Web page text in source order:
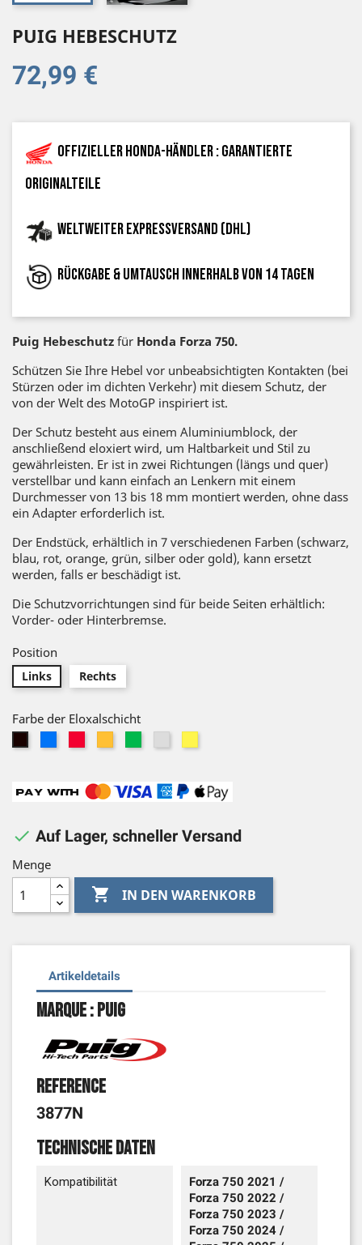
PUIG HEBESCHUTZ
72,99 €
Offizieller Honda-Händler : garantierte
Originalteile
Weltweiter Expressversand (DHL)
Rückgabe & Umtausch innerhalb von 14 Tagen
Puig Hebeschutz für Honda Forza 750.
Schützen Sie Ihre Hebel vor unbeabsichtigten Kontakten (bei
Stürzen oder im dichten Verkehr) mit diesem Schutz, der
von der Welt des MotoGP inspiriert ist.
Der Schutz besteht aus einem Aluminiumblock, der
anschließend eloxiert wird, um Haltbarkeit und Stil zu
gewährleisten. Er ist in zwei Richtungen (längs und quer)
verstellbar und kann einfach an Lenkern mit einem
Durchmesser von 13 bis 18 mm montiert werden, ohne dass
ein Adapter erforderlich ist.
Der Endstück, erhältlich in 7 verschiedenen Farben (schwarz,
blau, rot, orange, grün, silber oder gold), kann ersetzt
werden, falls er beschädigt ist.
Die Schutzvorrichtungen sind für beide Seiten erhältlich:
Vorder- oder Hinterbremse.
Position
Links Rechts
Farbe der Eloxalschicht
 Auf Lager, schneller Versand
Menge
 IN DEN WARENKORB
Artikeldetails
Marque : Puig
Reference
3877N
Technische Daten
Kompatibilität
Forza 750 2021 /
Forza 750 2022 /
Forza 750 2023 /
Forza 750 2024 /